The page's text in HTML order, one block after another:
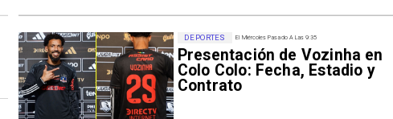
El Miércoles Pasado A Las 9:35
Presentación de Vozinha en
Colo Colo: Fecha, Estadio y
Contrato
DEPORTES